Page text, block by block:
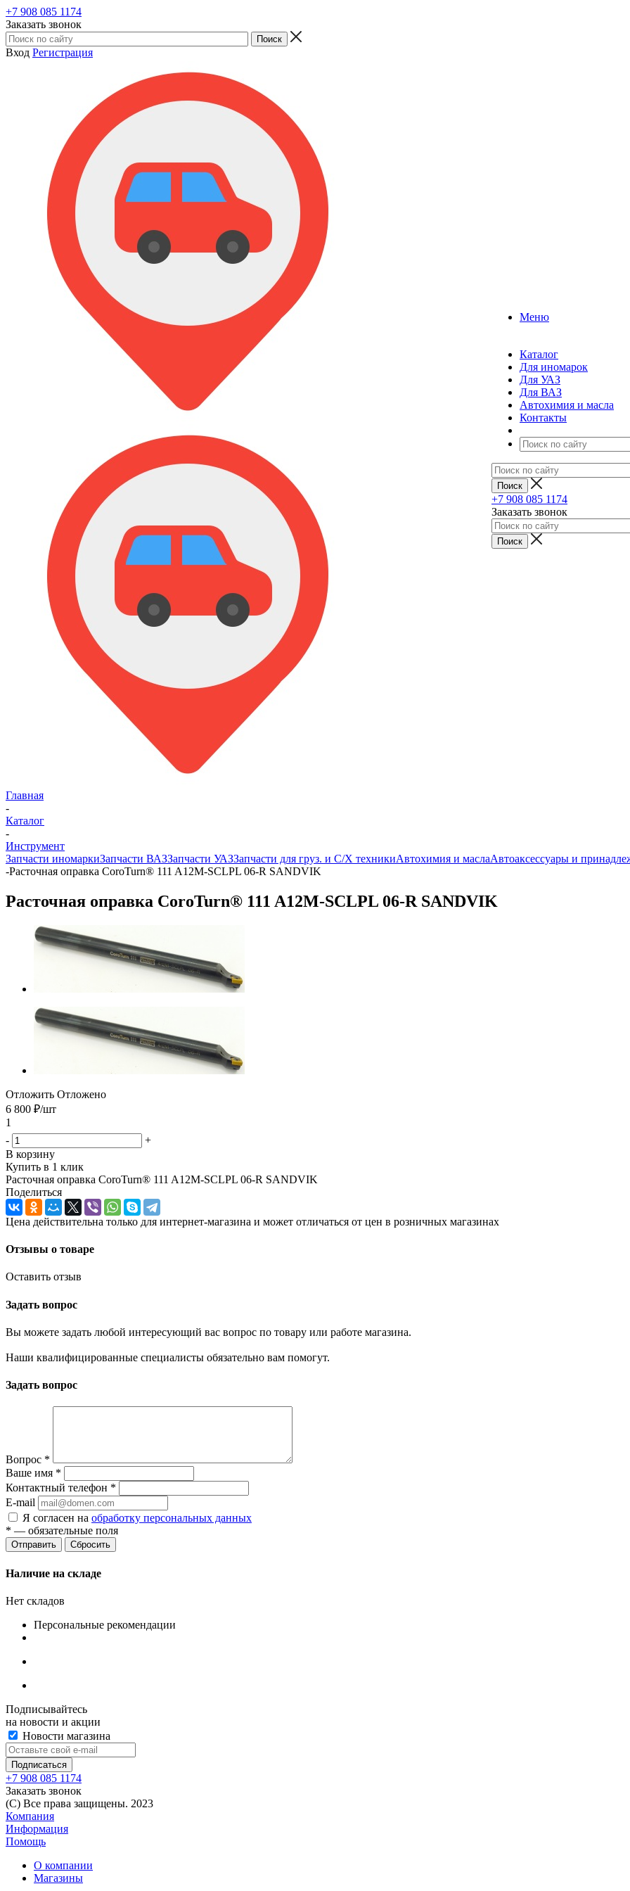
+7 908 085 1174
Заказать звонок
Вход Регистрация
Меню
Каталог
Для иномарок
Для УАЗ
Для ВАЗ
Автохимия и масла
Контакты
+7 908 085 1174
Заказать звонок
Главная
-
Каталог
-
Инструмент
Запчасти иномаркиЗапчасти ВАЗЗапчасти УАЗЗапчасти для груз. и С/Х техникиАвтохимия и маслаАвтоаксессуары и
-Расточная оправка CoroTurn® 111 A12M-SCLPL 06-R SANDVIK
Расточная оправка CoroTurn® 111 A12M-SCLPL 06-R SANDVIK
Отложить Отложено
6 800 ₽/шт
1
-
+
В корзину
Купить в 1 клик
Расточная оправка CoroTurn® 111 A12M-SCLPL 06-R SANDVIK
Поделиться
Цена действительна только для интернет-магазина и может отличаться от цен в розничных магазинах
Отзывы о товаре
Оставить отзыв
Задать вопрос
Вы можете задать любой интересующий вас вопрос по товару или работе магазина.
Наши квалифицированные специалисты обязательно вам помогут.
Задать вопрос
Вопрос *
Ваше имя *
Контактный телефон *
E-mail
Я согласен на обработку персональных данных
* — обязательные поля
Сбросить
Наличие на складе
Нет складов
Персональные рекомендации
Подписывайтесь
на новости и акции
Новости магазина
+7 908 085 1174
Заказать звонок
(C) Все права защищены. 2023
Компания
Информация
Помощь
О компании
Магазины